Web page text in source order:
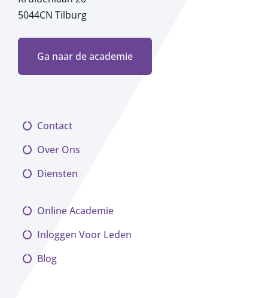
5044CN Tilburg
Ga naar de academie
Contact
Over Ons
Diensten
Online Academie
Inloggen Voor Leden
Blog